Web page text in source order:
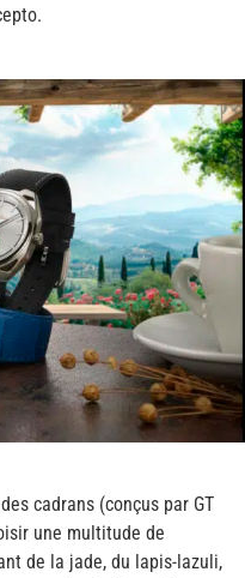
cadrans (conçus par GT
une multitude de
de la jade, du lapis-lazuli,